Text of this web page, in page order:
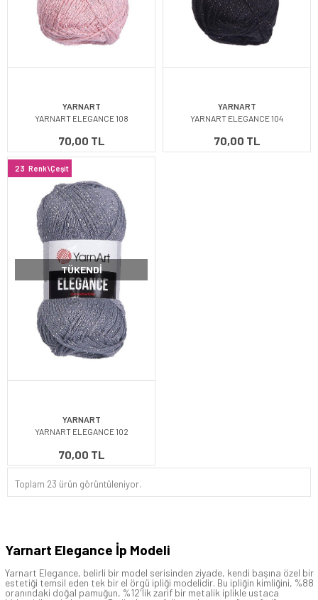
YARNART
YARNART ELEGANCE 108
70,00 TL
YARNART
YARNART ELEGANCE 104
70,00 TL
23 Renk\Çeşit
TÜKENDI
YARNART
YARNART ELEGANCE 102
70,00 TL
Toplam 23 ürün görüntüleniyor.
Yarnart Elegance İp Modeli
Yarnart Elegance, belirli bir model serisinden ziyade, kendi başına özel bir
estetiği temsil eden tek bir el örgü ipliği modelidir. Bu ipliğin kimliğini, %88
oranındaki doğal pamuğun, %12'lik zarif bir metalik iplikle ustaca